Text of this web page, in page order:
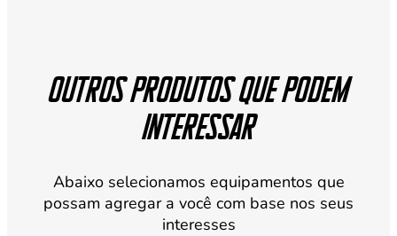
Outros produtos que podem
interessar
Abaixo selecionamos equipamentos que
possam agregar a você com base nos seus
interesses